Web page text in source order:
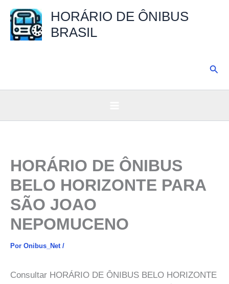
para
HORÁRIO DE ÔNIBUS
BRASIL
HORÁRIO DE ÔNIBUS
BELO HORIZONTE PARA
SÃO JOAO
NEPOMUCENO
Por Onibus_Net /
Consultar HORÁRIO DE ÔNIBUS BELO HORIZONTE